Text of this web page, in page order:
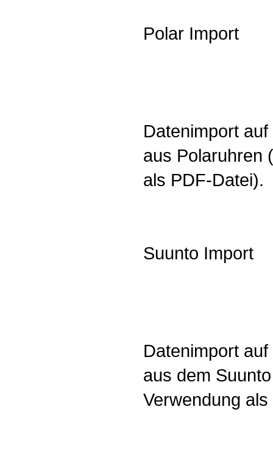
Polar Import
Datenimport
aus Polaruhren
als PDF-Datei).
Suunto Import
Datenimport
aus dem
Verwendung